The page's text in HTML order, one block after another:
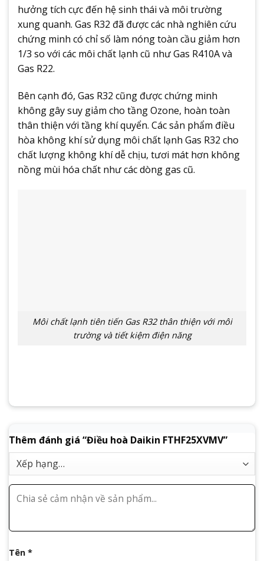
hưởng tích cực đến hệ sinh thái và môi trường
xung quanh. Gas R32 đã được các nhà nghiên cứu
chứng minh có chỉ số làm nóng toàn cầu giảm hơn
1/3 so với các môi chất lạnh cũ như Gas R410A và
Gas R22.
Bên cạnh đó, Gas R32 cũng được chứng minh
không gây suy giảm cho tầng Ozone, hoàn toàn
thân thiện với tầng khí quyển. Các sản phẩm điều
hòa không khí sử dụng môi chất lạnh Gas R32 cho
chất lượng không khí dễ chịu, tươi mát hơn không
nồng mùi hóa chất như các dòng gas cũ.
Môi chất lạnh tiên tiến Gas R32 thân thiện với môi
trường và tiết kiệm điện năng
Thêm đánh giá “Điều hoà Daikin FTHF25XVMV”
Tên *